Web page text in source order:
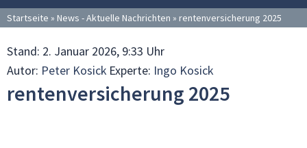
Startseite » News - Aktuelle Nachrichten » rentenversicherung 2025
Stand: 2. Januar 2026, 9:33 Uhr
Autor: Peter Kosick Experte: Ingo Kosick
rentenversicherung 2025